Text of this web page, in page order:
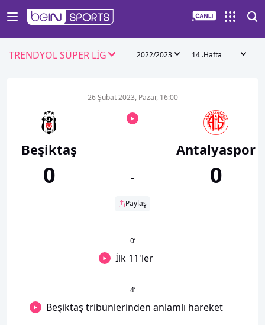
TRENDYOL SÜPER LİG 2022/2023 14 .Hafta
Beşiktaş
0
26 Şubat 2023, Pazar, 16:00
-
Paylaş
Antalyaspor
0
0’
İlk 11'ler
4’
Beşiktaş tribünlerinden anlamlı hareket